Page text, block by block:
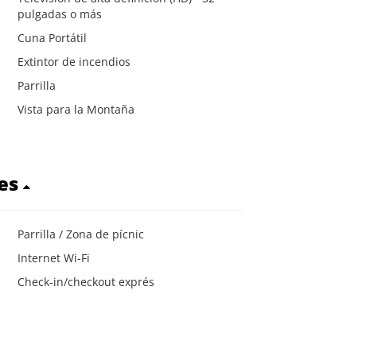
pulgadas o más
Cuna Portátil
Extintor de incendios
Parrilla
Vista para la Montaña
Parrilla / Zona de pícnic
Internet Wi-Fi
Check-in/checkout exprés